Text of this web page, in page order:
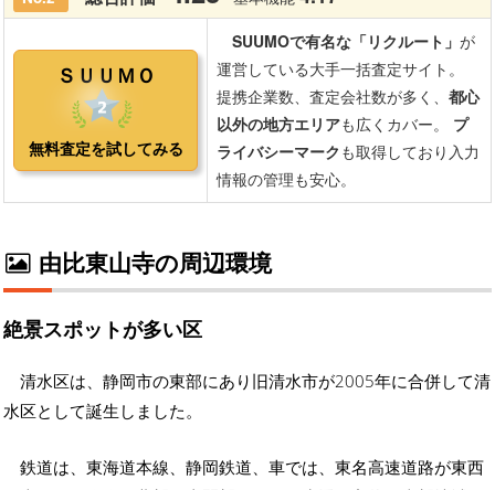
由比東山寺の周辺環境
絶景スポットが多い区
清水区は、静岡市の東部にあり旧清水市が2005年に合併して清
水区として誕生しました。
鉄道は、東海道本線、静岡鉄道、車では、東名高速道路が東西